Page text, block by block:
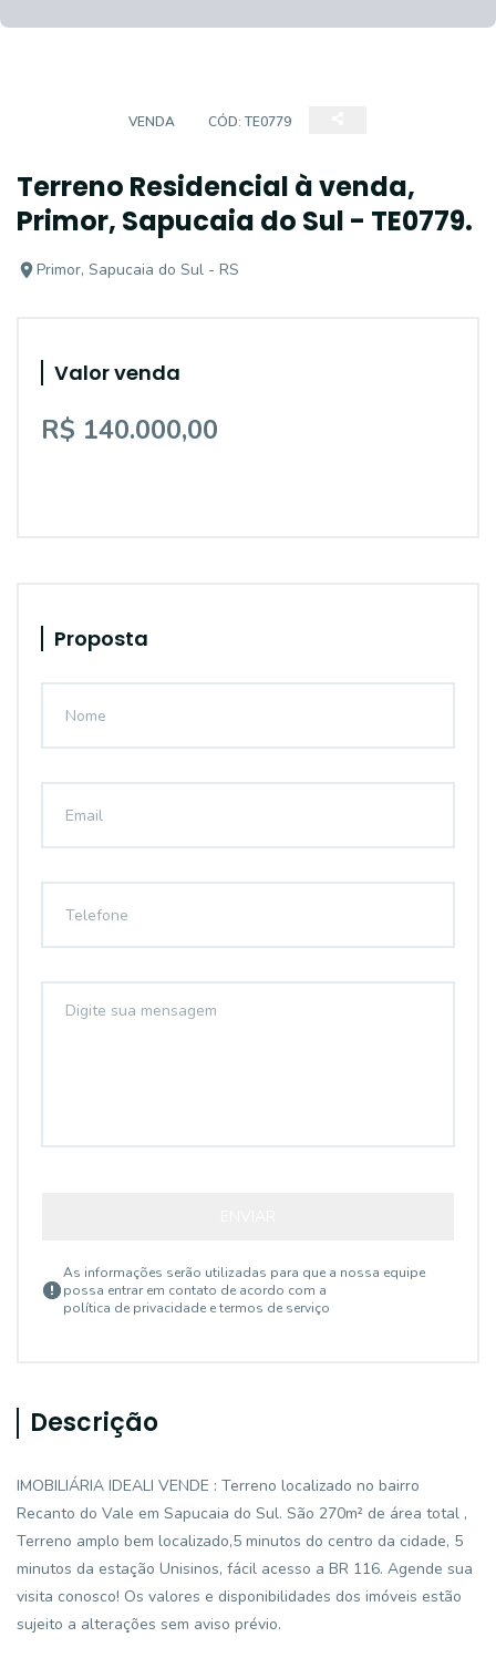
VENDA CÓD:TE0779
Terreno Residencial à venda,
Primor, Sapucaia do Sul - TE0779.
Primor, Sapucaia do Sul - RS
Valor venda
R$ 140.000,00
Proposta
As informações serão utilizadas para que a nossa equipe
possa entrar em contato de acordo com a
política de privacidade e termos de serviço
Descrição
IMOBILIÁRIA IDEALI VENDE : Terreno localizado no bairro
Recanto do Vale em Sapucaia do Sul. São 270m² de área total ,
Terreno amplo bem localizado,5 minutos do centro da cidade, 5
minutos da estação Unisinos, fácil acesso a BR 116. Agende sua
visita conosco! Os valores e disponibilidades dos imóveis estão
sujeito a alterações sem aviso prévio.